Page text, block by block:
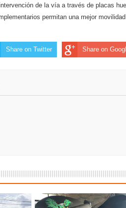
/ Villarrica avanza hacia una
de Dios del Centro Histórico
/ Estas son las millonarias
la posesión presidencial
/ Las ayudas técnicas
de la vía a través de placas
permitan una mejor movilidad
Share on Twitter Share on